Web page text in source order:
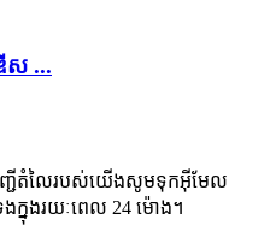
ស ...
ជីតំលៃរបស់យើងសូមទុកអ៊ីមែល
នុងរយៈពេល 24 ម៉ោង។